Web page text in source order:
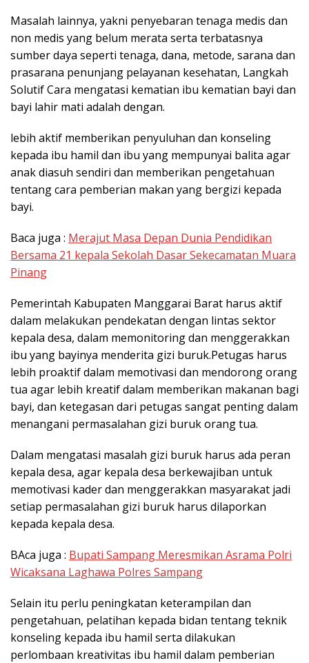
Masalah lainnya, yakni penyebaran tenaga medis dan
non medis yang belum merata serta terbatasnya
sumber daya seperti tenaga, dana, metode, sarana dan
prasarana penunjang pelayanan kesehatan, Langkah
Solutif Cara mengatasi kematian ibu kematian bayi dan
bayi lahir mati adalah dengan.
lebih aktif memberikan penyuluhan dan konseling
kepada ibu hamil dan ibu yang mempunyai balita agar
anak diasuh sendiri dan memberikan pengetahuan
tentang cara pemberian makan yang bergizi kepada
bayi.
Baca juga : Merajut Masa Depan Dunia Pendidikan
Bersama 21 kepala Sekolah Dasar Sekecamatan Muara
Pinang
Pemerintah Kabupaten Manggarai Barat harus aktif
dalam melakukan pendekatan dengan lintas sektor
kepala desa, dalam memonitoring dan menggerakkan
ibu yang bayinya menderita gizi buruk.Petugas harus
lebih proaktif dalam memotivasi dan mendorong orang
tua agar lebih kreatif dalam memberikan makanan bagi
bayi, dan ketegasan dari petugas sangat penting dalam
menangani permasalahan gizi buruk orang tua.
Dalam mengatasi masalah gizi buruk harus ada peran
kepala desa, agar kepala desa berkewajiban untuk
memotivasi kader dan menggerakkan masyarakat jadi
setiap permasalahan gizi buruk harus dilaporkan
kepada kepala desa.
BAca juga : Bupati Sampang Meresmikan Asrama Polri
Wicaksana Laghawa Polres Sampang
Selain itu perlu peningkatan keterampilan dan
pengetahuan, pelatihan kepada bidan tentang teknik
konseling kepada ibu hamil serta dilakukan
perlombaan kreativitas ibu hamil dalam pemberian